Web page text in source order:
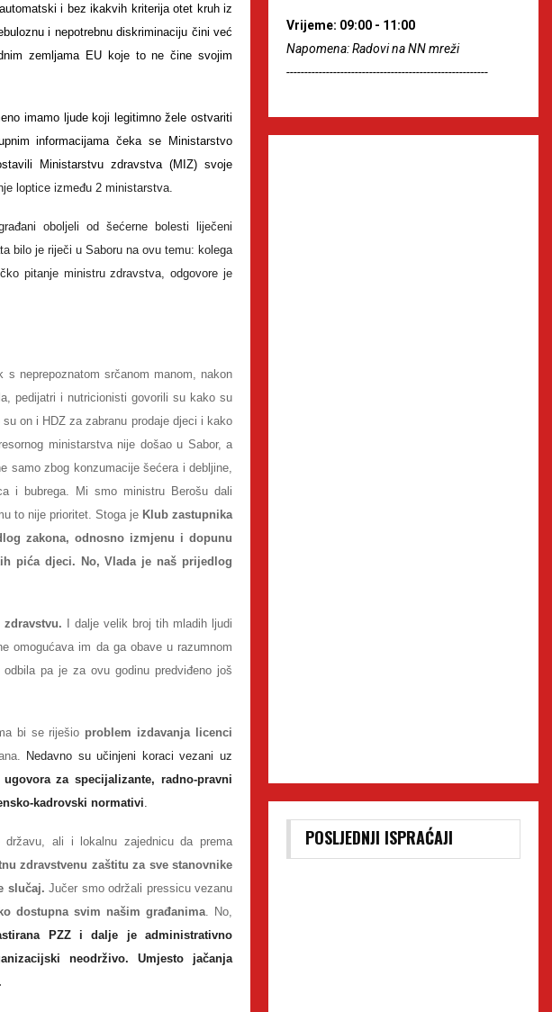
i bez ikakvih kriterija otet kruh iz
i nepotrebnu diskriminaciju čini već
zemljama EU koje to ne čine svojim
imamo ljude koji legitimno žele ostvariti
informacijama čeka se Ministarstvo
Ministarstvu zdravstva (MIZ) svoje
loptice između 2 ministarstva.
oboljeli od šećerne bolesti liječeni
bilo je riječi u Saboru na ovu temu: kolega
pitanje ministru zdravstva, odgovore je
neprepoznatom srčanom manom, nakon
pedijatri i nutricionisti govorili su kako su
on i HDZ za zabranu prodaje djeci i kako
ministarstva nije došao u Sabor, a
zbog konzumacije šećera i debljine,
i bubrega. Mi smo ministru Berošu dali
to nije prioritet. Stoga je Klub zastupnika
zakona, odnosno izmjenu i dopunu
pića djeci. No, Vlada je naš prijedlog
I dalje velik broj tih mladih ljudi
omogućava im da ga obave u razumnom
pa je za ovu godinu predviđeno još
bi se riješio problem izdavanja licenci
Nedavno su učinjeni koraci vezani uz
za specijalizante, radno-pravni
kadrovski normativi
državu, ali i lokalnu zajednicu da prema
zdravstvenu zaštitu za sve stanovnike
slučaj. Jučer smo održali pressicu vezanu
dostupna svim našim građanima . No,
PZZ i dalje je administrativno
neodrživo. Umjesto jačanja
Vrijeme: 09:00 - 11:00
Napomena: Radovi na NN mreži
--------------------------------------------------------
POSLJEDNJI ISPRAĆAJI